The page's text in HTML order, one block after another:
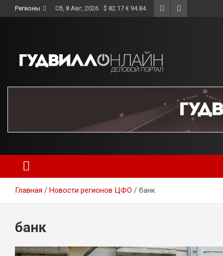
to
Регионы Сб, 8 Авг, 2026 $ 82.17 € 94.84
Главная Новости регионов ЦФО банк
банк